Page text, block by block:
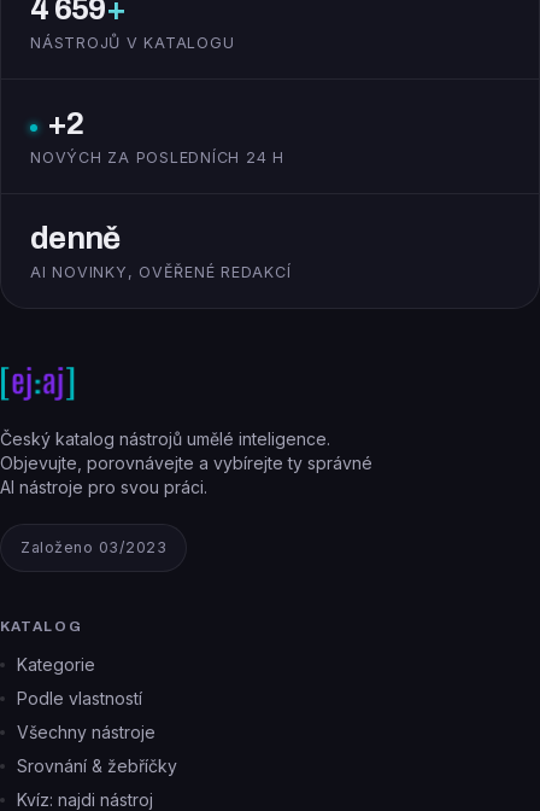
4 659+
NÁSTROJŮ V KATALOGU
+2
NOVÝCH ZA POSLEDNÍCH 24 H
denně
AI NOVINKY, OVĚŘENÉ REDAKCÍ
Český katalog nástrojů umělé inteligence.
Objevujte, porovnávejte a vybírejte ty správné
AI nástroje pro svou práci.
Založeno 03/2023
KATALOG
Kategorie
Podle vlastností
Všechny nástroje
Srovnání & žebříčky
Kvíz: najdi nástroj